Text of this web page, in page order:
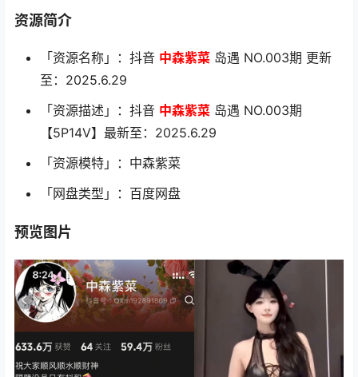
资源简介
「资源名称」：抖音 中森紫菜 岛遇 NO.003期 更新
至：2025.6.29
「资源描述」：抖音 中森紫菜 岛遇 NO.003期
【5P14V】最新至：2025.6.29
「资源模特」：中森紫菜
「网盘类型」：百度网盘
预览图片